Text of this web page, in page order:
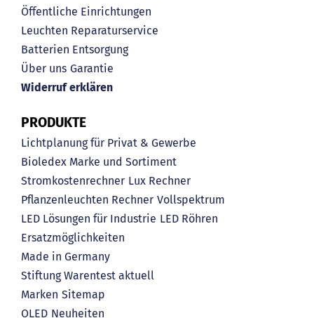
Öffentliche Einrichtungen
Leuchten Reparaturservice
Batterien Entsorgung
Über uns Garantie
Widerruf erklären
PRODUKTE
Lichtplanung für Privat & Gewerbe
Bioledex Marke und Sortiment
Stromkostenrechner Lux Rechner
Pflanzenleuchten Rechner Vollspektrum
LED Lösungen für Industrie LED Röhren
Ersatzmöglichkeiten
Made in Germany
Stiftung Warentest aktuell
Marken Sitemap
OLED Neuheiten